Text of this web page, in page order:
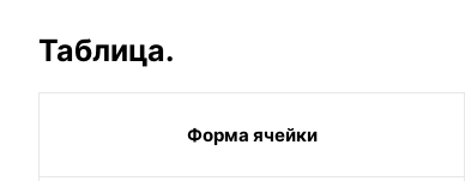
Таблица.
Форма ячейки